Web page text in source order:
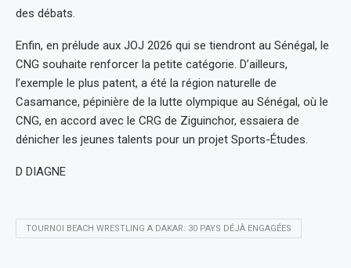
des débats.
Enfin, en prélude aux JOJ 2026 qui se tiendront au Sénégal, le
CNG souhaite renforcer la petite catégorie. D’ailleurs,
l’exemple le plus patent, a été la région naturelle de
Casamance, pépinière de la lutte olympique au Sénégal, où le
CNG, en accord avec le CRG de Ziguinchor, essaiera de
dénicher les jeunes talents pour un projet Sports-Études.
D DIAGNE
TOURNOI BEACH WRESTLING A DAKAR: 30 PAYS DÉJÀ ENGAGÉES